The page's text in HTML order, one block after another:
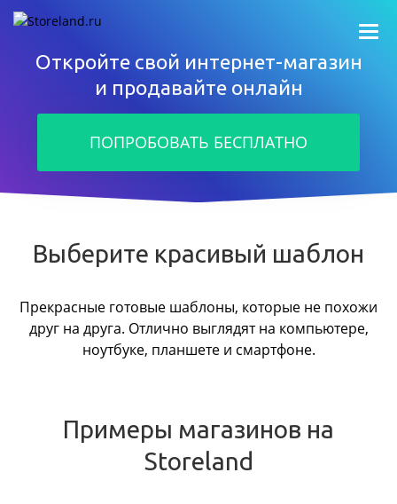
Откройте свой интернет-магазин
и продавайте онлайн
ПОПРОБОВАТЬ БЕСПЛАТНО
Выберите красивый шаблон
Прекрасные готовые шаблоны, которые не похожи
друг на друга. Отлично выглядят на компьютере,
ноутбуке, планшете и смартфоне.
Примеры магазинов на
Storeland